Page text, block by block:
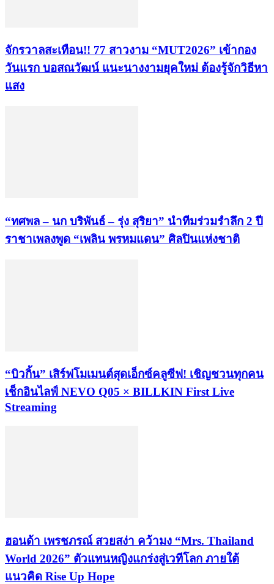
จักรวาลสะเทือน!! 77 สาวงาม “MUT2026” เข้ากอง
วันแรก บอสณวัฒน์ แนะนางงามยุคใหม่ ต้องรู้จักวิธีหา
แสง
“ทศพล – นก บริพันธ์ – รุ่ง สุริยา” นำทีมร่วมรำลึก 2 ปี
ราชาเพลงพูด “เพลิน พรหมแดน” ศิลปินแห่งชาติ
“บิวกิ้น” เสิร์ฟโมเมนต์สุดเอ็กซ์คลูซีฟ! เชิญชวนทุกคน
เช็กอินไลฟ์ NEVO Q05 × BILLKIN First Live
Streaming
ฮอนด้า เพรชภรณ์ สวยสง่า คว้ามง “Mrs. Thailand
World 2026” ตัวแทนหญิงแกร่งสู่เวทีโลก ภายใต้
แนวคิด Rise Up Hope